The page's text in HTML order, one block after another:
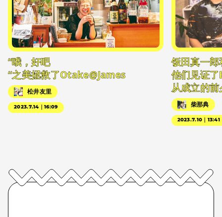
“哦，好吧
“之美拯救了Otake@James
松井友里
2023.7.14｜16:09
饭田真一
他们见证
从成立的
柴那典
2023.7.10｜13:41